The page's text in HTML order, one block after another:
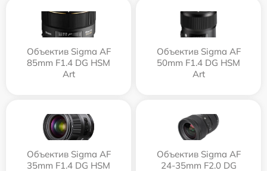
Объектив Sigma AF
85mm F1.4 DG HSM
Art
Объектив Sigma AF
50mm F1.4 DG HSM
Art
Объектив Sigma AF
35mm F1.4 DG HSM
Объектив Sigma AF
24-35mm F2.0 DG